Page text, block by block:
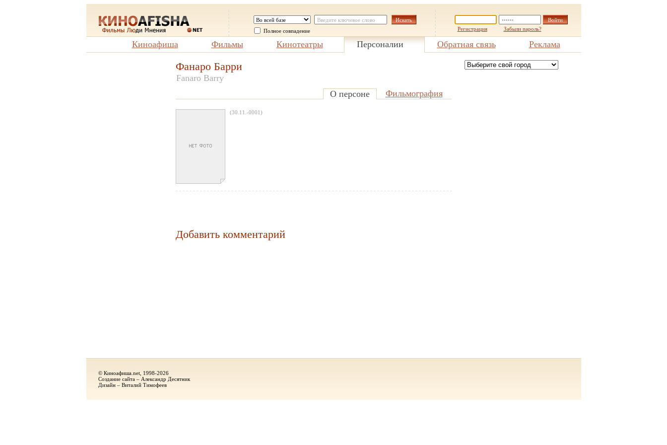
Полное совпадение Регистрация Забыли пароль?
Киноафиша Фильмы Кинотеатры Персоналии Обратная связь Реклама
Фанаро Барри
Fanaro Barry
О персоне
Фильмография
(30.11.-0001)
Добавить комментарий
© Киноафиша.net, 1998-2026
Создание сайта – Александр Десятник
Дизайн – Виталий Тимофеев